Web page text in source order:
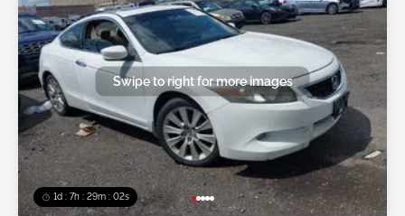
1d : 7h : 29m : 00s
Swipe to right for more images